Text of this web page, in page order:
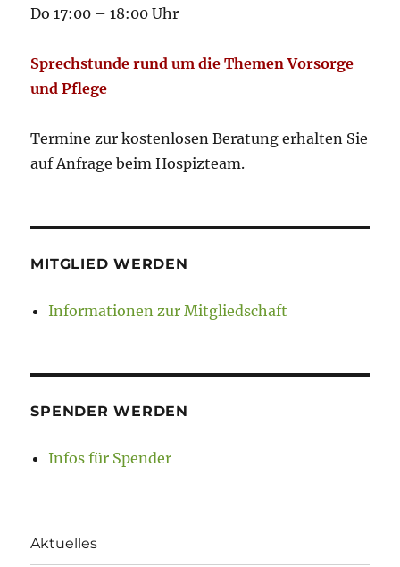
Do 17:00 – 18:00 Uhr
Sprechstunde rund um die Themen Vorsorge
und Pflege
Termine zur kostenlosen Beratung erhalten Sie
auf Anfrage beim Hospizteam.
MITGLIED WERDEN
Informationen zur Mitgliedschaft
SPENDER WERDEN
Infos für Spender
Aktuelles